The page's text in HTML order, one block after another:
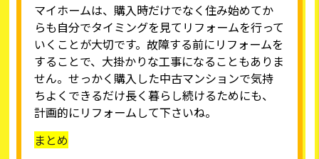
マイホームは、購入時だけでなく住み始めてか
らも自分でタイミングを見てリフォームを行って
いくことが大切です。故障する前にリフォームを
することで、大掛かりな工事になることもありま
せん。せっかく購入した中古マンションで気持
ちよくできるだけ長く暮らし続けるためにも、
計画的にリフォームして下さいね。
まとめ